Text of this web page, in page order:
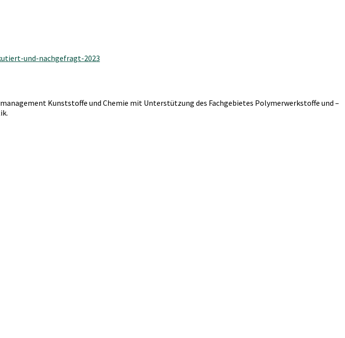
und-nachgefragt-2023
Kunststoffe und Chemie mit Unterstützung des Fachgebietes Polymerwerkstoffe und –